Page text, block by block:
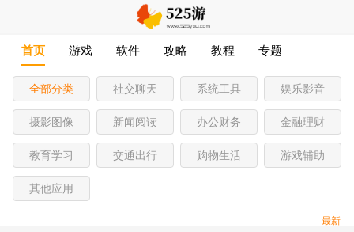
首页 游戏 软件 攻略 教程 专题
全部分类 社交聊天 系统工具 娱乐影音
摄影图像 新闻阅读 办公财务 金融理财
教育学习 交通出行 购物生活 游戏辅助
其他应用
最新